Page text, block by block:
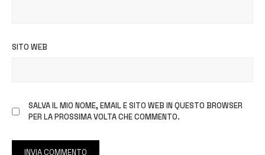
SITO WEB
SALVA IL MIO NOME, EMAIL E SITO WEB IN QUESTO BROWSER
PER LA PROSSIMA VOLTA CHE COMMENTO.